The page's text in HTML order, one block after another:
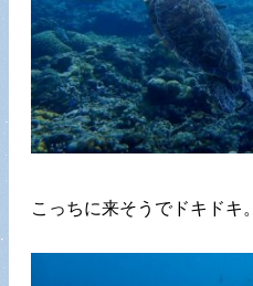
こっちに来そうでドキドキ。